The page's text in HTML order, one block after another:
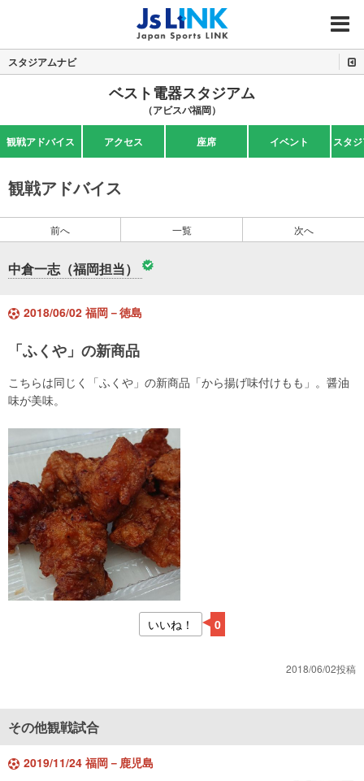
MENU
スタジアムナビ
ベスト電器スタジアム
（アビスパ福岡）
観戦アドバイス アクセス 座席 イベント スタ
観戦アドバイス
前へ 一覧 次へ
中倉一志（福岡担当）
2018/06/02 福岡－徳島
「ふくや」の新商品
こちらは同じく「ふくや」の新商品「から揚げ味付けもも」。醤油
味が美味。
いいね！ 0
2018/06/02投稿
その他観戦試合
2019/11/24 福岡－鹿児島